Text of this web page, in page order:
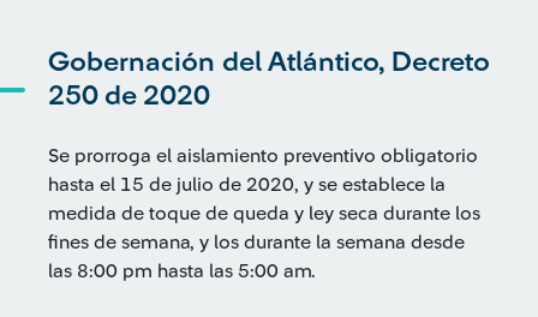
Gobernación del Atlántico, Decreto
250 de 2020
Se prorroga el aislamiento preventivo obligatorio
hasta el 15 de julio de 2020, y se establece la
medida de toque de queda y ley seca durante los
fines de semana, y los durante la semana desde
las 8:00 pm hasta las 5:00 am.